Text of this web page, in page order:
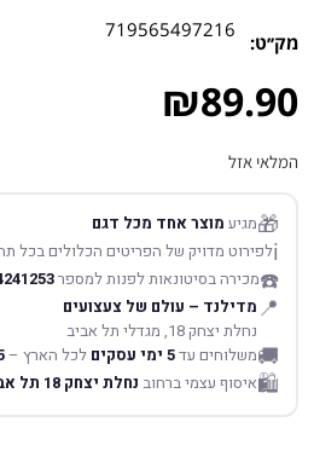
מק׳׳ט:
719565497216
₪89.90
המלאי אזל
🎁מגיע מוצר אחד מכל דגם
ℹ️לפירוט מדויק של הפריטים הכלולים בכל
☎️מכירה בסיטונאות לפנות למספר
📍 מדילנד – עולם של צעצועים
נחלת יצחק 18, מגדלי תל אביב
🚚משלוחים עד5 ימי עסקים לכל הארץ –
🛍️איסוף עצמי ברחוב נחלת יצחק 18 תל אביב